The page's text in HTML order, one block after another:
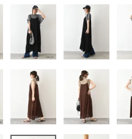
雑貨